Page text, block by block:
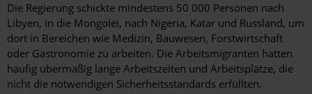
Die Regierung schickte mindestens 50 000 Personen nach
Libyen, in die Mongolei, nach Nigeria, Katar und Russland, um
dort in Bereichen wie Medizin, Bauwesen, Forstwirtschaft
oder Gastronomie zu arbeiten. Die Arbeitsmigranten hatten
häufig übermäßig lange Arbeitszeiten und Arbeitsplätze, die
nicht die notwendigen Sicherheitsstandards erfüllten.